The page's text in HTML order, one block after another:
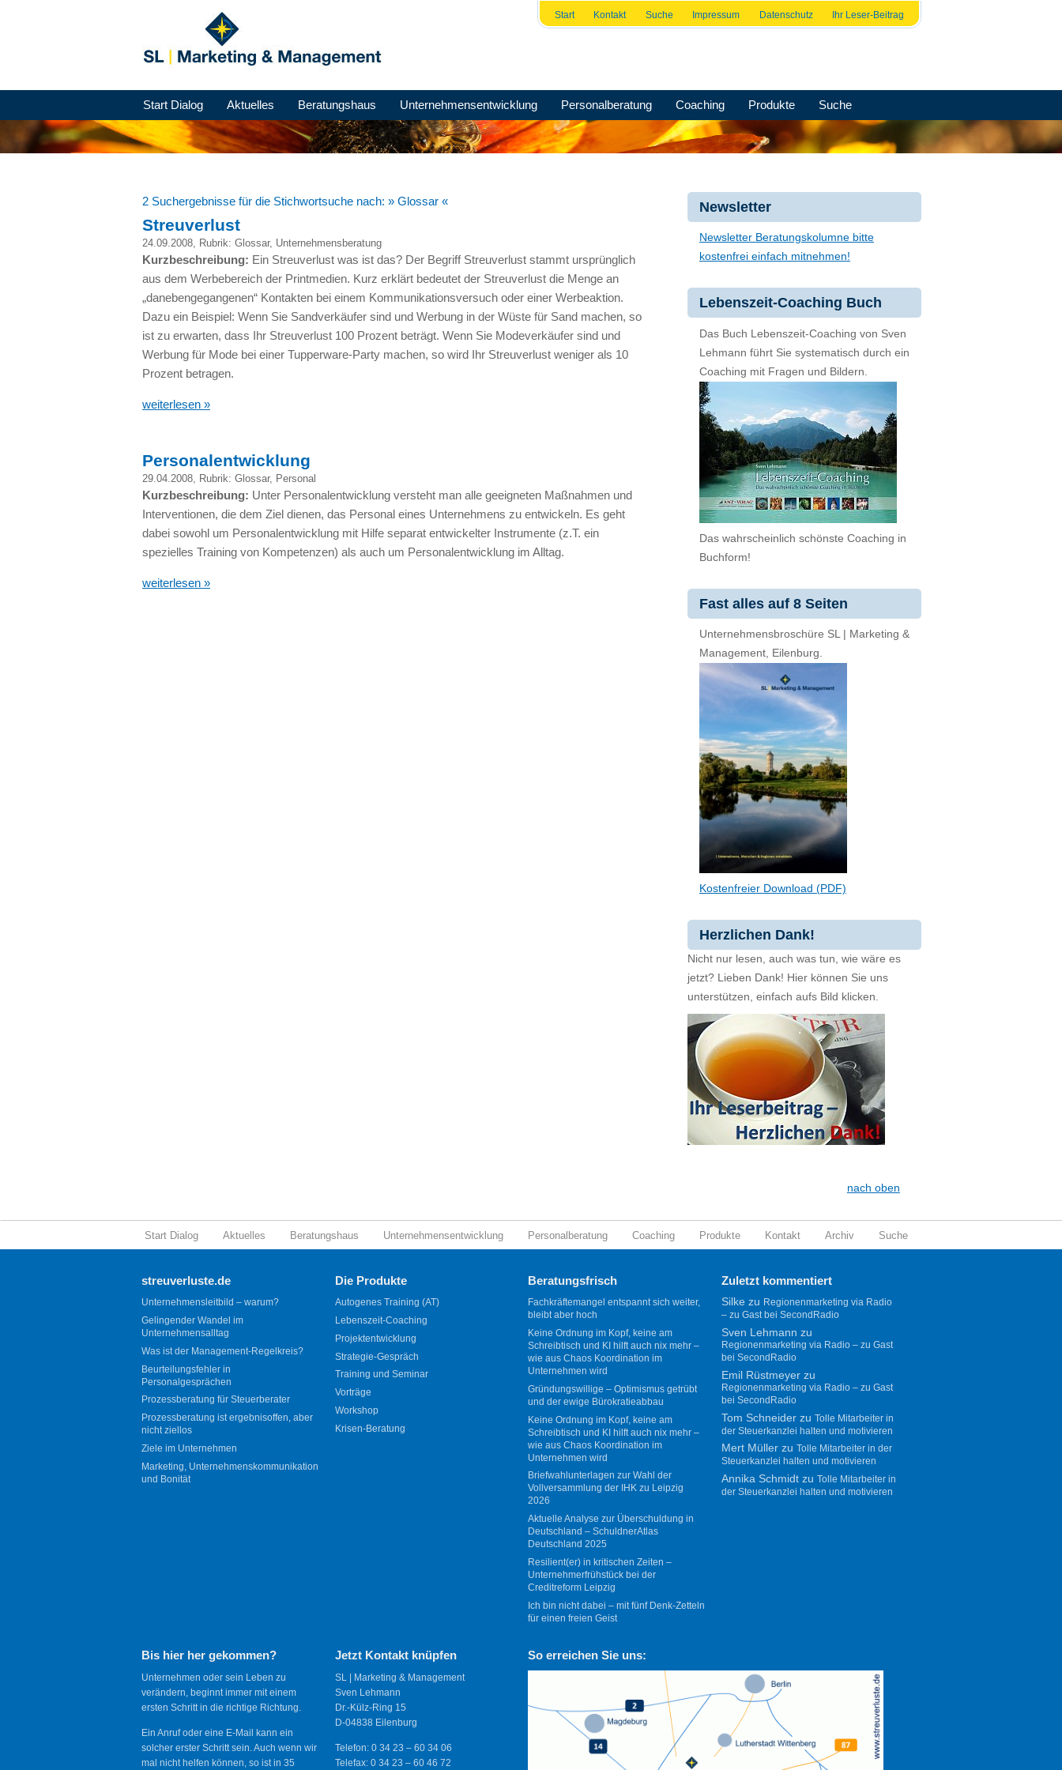
Start Kontakt Suche Impressum Datenschutz Ihr Leser-Beitrag
Start Dialog Aktuelles Beratungshaus Unternehmensentwicklung Personalberatung Coaching Produkte Suche
2 Suchergebnisse für die Stichwortsuche nach: » Glossar «
Streuverlust
24.09.2008, Rubrik: Glossar, Unternehmensberatung
Kurzbeschreibung: Ein Streuverlust was ist das? Der Begriff Streuverlust stammt ursprünglich
aus dem Werbebereich der Printmedien. Kurz erklärt bedeutet der Streuverlust die Menge an
„danebengegangenen“ Kontakten bei einem Kommunikationsversuch oder einer Werbeaktion.
Dazu ein Beispiel: Wenn Sie Sandverkäufer sind und Werbung in der Wüste für Sand machen, so
ist zu erwarten, dass Ihr Streuverlust 100 Prozent beträgt. Wenn Sie Modeverkäufer sind und
Werbung für Mode bei einer Tupperware-Party machen, so wird Ihr Streuverlust weniger als 10
Prozent betragen.
weiterlesen »
Personalentwicklung
29.04.2008, Rubrik: Glossar, Personal
Kurzbeschreibung: Unter Personalentwicklung versteht man alle geeigneten Maßnahmen und
Interventionen, die dem Ziel dienen, das Personal eines Unternehmens zu entwickeln. Es geht
dabei sowohl um Personalentwicklung mit Hilfe separat entwickelter Instrumente (z.T. ein
spezielles Training von Kompetenzen) als auch um Personalentwicklung im Alltag.
weiterlesen »
Newsletter
Newsletter Beratungskolumne bitte
kostenfrei einfach mitnehmen!
Lebenszeit-Coaching Buch
Das Buch Lebenszeit-Coaching von Sven
Lehmann führt Sie systematisch durch ein
Coaching mit Fragen und Bildern.
Das wahrscheinlich schönste Coaching in
Buchform!
Fast alles auf 8 Seiten
Unternehmensbroschüre SL | Marketing &
Management, Eilenburg.
Kostenfreier Download (PDF)
Herzlichen Dank!
Nicht nur lesen, auch was tun, wie wäre es
jetzt? Lieben Dank! Hier können Sie uns
unterstützen, einfach aufs Bild klicken.
nach oben
Start Dialog Aktuelles Beratungshaus Unternehmensentwicklung Personalberatung Coaching Produkte Kontakt Archiv Suche
streuverluste.de
Unternehmensleitbild – warum?
Gelingender Wandel im
Unternehmensalltag
Was ist der Management-Regelkreis?
Beurteilungsfehler in
Personalgesprächen
Prozessberatung für Steuerberater
Prozessberatung ist ergebnisoffen, aber
nicht ziellos
Ziele im Unternehmen
Marketing, Unternehmenskommunikation
und Bonität
Die Produkte
Autogenes Training (AT)
Lebenszeit-Coaching
Projektentwicklung
Strategie-Gespräch
Training und Seminar
Vorträge
Workshop
Krisen-Beratung
Beratungsfrisch
Fachkräftemangel entspannt sich weiter,
bleibt aber hoch
Keine Ordnung im Kopf, keine am
Schreibtisch und KI hilft auch nix mehr –
wie aus Chaos Koordination im
Unternehmen wird
Gründungswillige – Optimismus getrübt
und der ewige Bürokratieabbau
Keine Ordnung im Kopf, keine am
Schreibtisch und KI hilft auch nix mehr –
wie aus Chaos Koordination im
Unternehmen wird
Briefwahlunterlagen zur Wahl der
Vollversammlung der IHK zu Leipzig
2026
Aktuelle Analyse zur Überschuldung in
Deutschland – SchuldnerAtlas
Deutschland 2025
Resilient(er) in kritischen Zeiten –
Unternehmerfrühstück bei der
Creditreform Leipzig
Ich bin nicht dabei – mit fünf Denk-Zetteln
für einen freien Geist
Zuletzt kommentiert
Silkezu Regionenmarketing via Radio
– zu Gast bei SecondRadio
Sven Lehmann zu
Regionenmarketing via Radio – zu Gast
bei SecondRadio
Emil Rüstmeyerzu
Regionenmarketing via Radio – zu Gast
bei SecondRadio
Tom Schneiderzu Tolle Mitarbeiter in
der Steuerkanzlei halten und motivieren
Mert Müllerzu Tolle Mitarbeiter in der
Steuerkanzlei halten und motivieren
Annika Schmidtzu Tolle Mitarbeiter in
der Steuerkanzlei halten und motivieren
Bis hier her gekommen?
Unternehmen oder sein Leben zu
verändern, beginnt immer mit einem
ersten Schritt in die richtige Richtung.
Ein Anruf oder eine E-Mail kann ein
solcher erster Schritt sein. Auch wenn wir
mal nicht helfen können, so ist in 35
Jetzt Kontakt knüpfen
SL | Marketing & Management
Sven Lehmann
Dr.-Külz-Ring 15
D-04838 Eilenburg
Telefon: 0 34 23 – 60 34 06
Telefax: 0 34 23 – 60 46 72
So erreichen Sie uns: